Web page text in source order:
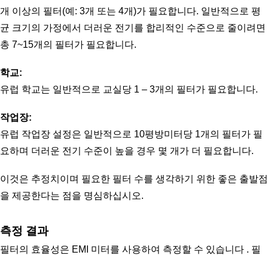
개 이상의 필터(예: 3개 또는 4개)가 필요합니다. 일반적으로 평
균 크기의 가정에서 더러운 전기를 합리적인 수준으로 줄이려면
총 7~15개의 필터가 필요합니다.
학교:
유럽 학교는 일반적으로 교실당 1 – 3개의 필터가 필요합니다.
작업장:
유럽 작업장 설정은 일반적으로 10평방미터당 1개의 필터가 필
요하며 더러운 전기 수준이 높을 경우 몇 개가 더 필요합니다.
이것은 추정치이며 필요한 필터 수를 생각하기 위한 좋은 출발점
을 제공한다는 점을 명심하십시오.
측정 결과
필터의 효율성은 EMI 미터를 사용하여 측정할 수 있습니다 . 필